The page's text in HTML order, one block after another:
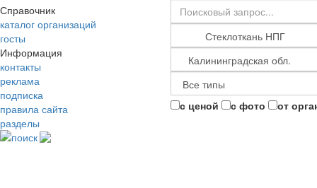
Справочник
каталог организаций
госты
Информация
контакты
реклама
подписка
правила сайта
разделы
поиск
с ценой с фото от